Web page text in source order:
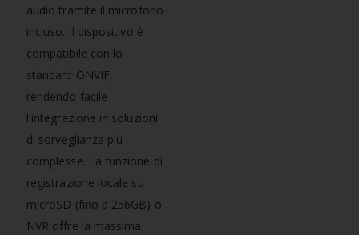
audio tramite il microfono
incluso. Il dispositivo è
compatibile con lo
standard ONVIF,
rendendo facile
l'integrazione in soluzioni
di sorveglianza più
complesse. La funzione di
registrazione locale su
microSD (fino a 256GB) o
NVR offre la massima